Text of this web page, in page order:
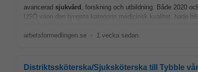
avancerad sjukvård , forskning och utbildning. Både 2020
USÖ vann den tyngsta kategorin medicinsk kvalitet, hade
arbetsformedlingen.se - 1 vecka sedan
Distriktssköterska/Sjuksköterska till Tybble